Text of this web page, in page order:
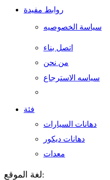
روابط مفيدة
سياسة الخصوصيه
اتصل بناء
من نحن
سياسه الاسترجاع
فئة
دهانات السيارات
دهانات ديكور
معدات
لغة الموقع: